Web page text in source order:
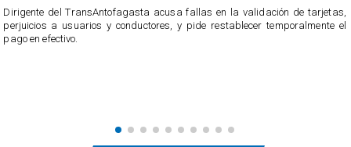
​Dirigente del TransAntofagasta acusa fallas en la validación de tarjetas,
perjuicios a usuarios y conductores, y pide restablecer temporalmente el
pago en efectivo.